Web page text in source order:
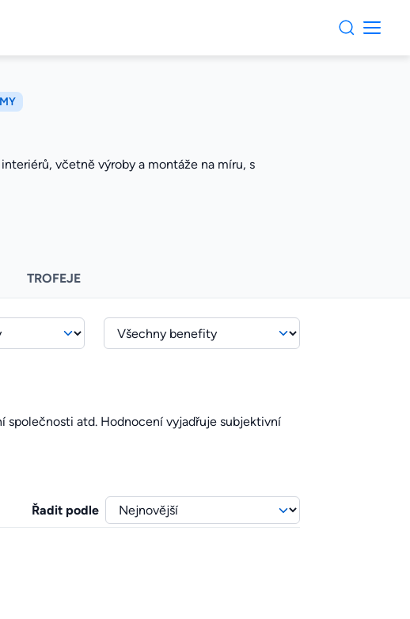
včetně výroby a montáže na míru, s
TROFEJE
společnosti atd. Hodnocení vyjadřuje subjektivní
Řadit podle